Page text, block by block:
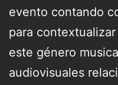
evento contando
para
este género
audiovisuales